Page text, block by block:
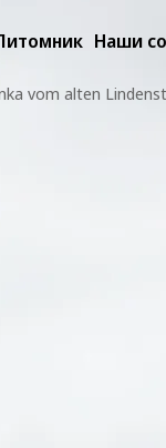
Наши
vom alten